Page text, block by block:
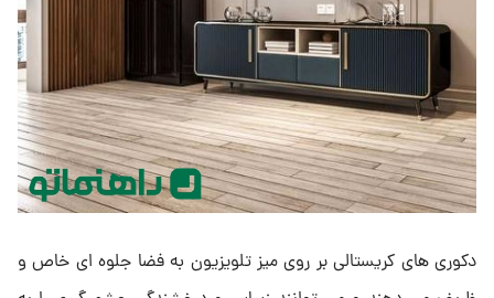
دکوری ‌های کریستالی بر روی میز تلویزیون به فضا جلوه ‌ای خاص و